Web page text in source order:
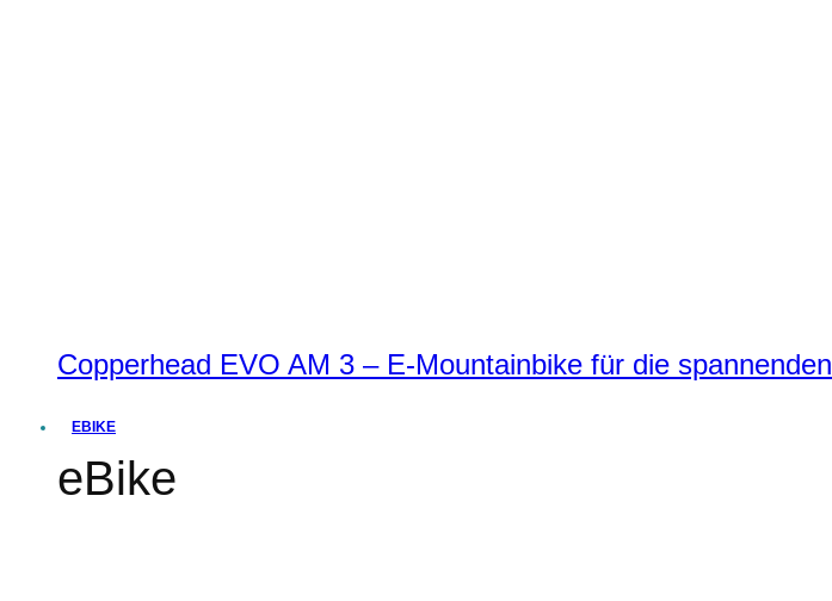
Copperhead EVO AM 3 – E-Mountainbike für die
EBIKE
eBike